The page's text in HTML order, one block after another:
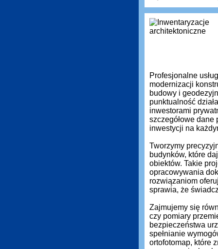
Profesjonalne
modernizacji
budowy i
punktualność
inwestorami
szczegółowe dane
inwestycji na
Tworzymy
budynków, które
obiektów. Takie
opracowywania
rozwiązaniom
sprawia, że
Zajmujemy się
czy pomiary
bezpieczeństwa
spełnianie
ortofotomap, które